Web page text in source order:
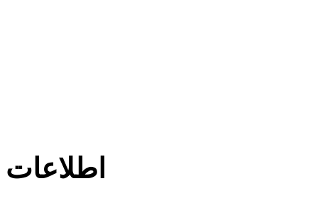
اطلاعات